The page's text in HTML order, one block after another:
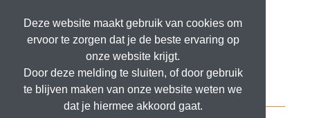
Deze website maakt gebruik van cookies om
ervoor te zorgen dat je de beste ervaring op
onze website krijgt.
Door deze melding te sluiten, of door gebruik
te blijven maken van onze website weten we
dat je hiermee akkoord gaat.